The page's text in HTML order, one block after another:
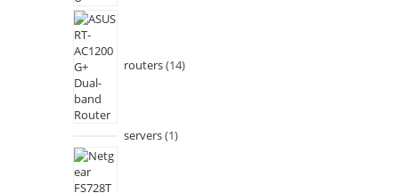
routers 14
servers 1